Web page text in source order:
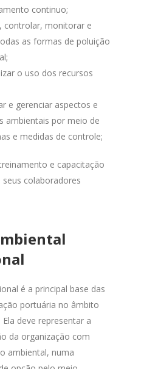
continuo;
controlar, monitorar e
as formas de poluição
o uso dos recursos
e gerenciar aspectos e
ambientais por meio de
e medidas de controle;
e capacitação
colaboradores
é a principal base das
portuária no âmbito
deve representar a
da organização com
ambiental, numa